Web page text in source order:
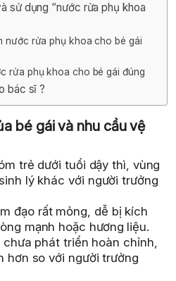
sử dụng “nước rửa phụ khoa
nước rửa phụ khoa cho bé gái
rửa phụ khoa cho bé gái đúng
bác sĩ ?
bé gái và nhu cầu vệ
trẻ dưới tuổi dậy thì, vùng
lý khác với người trưởng
đạo rất mỏng, dễ bị kích
mạnh hoặc hương liệu.
phát triển hoàn chỉnh,
hơn so với người trưởng